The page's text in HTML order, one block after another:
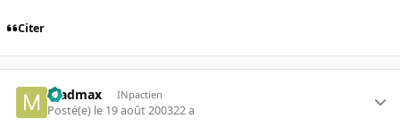
Citer
madmax INpactien
Posté(e) le 19 août 200322 a